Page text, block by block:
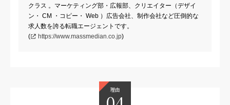
SBI証券株式会社
株式会社Catallaxy
株式会社アドフロー
株式会社協同宣伝
クラス 。マーケティング部・広報部、クリエイター（デザイ
ン・ CM ・コピー・ Web ）広告会社、制作会社など圧倒的な
求人数を誇る転職エージェントです。
(
https://www.massmedian.co.jp)
理由